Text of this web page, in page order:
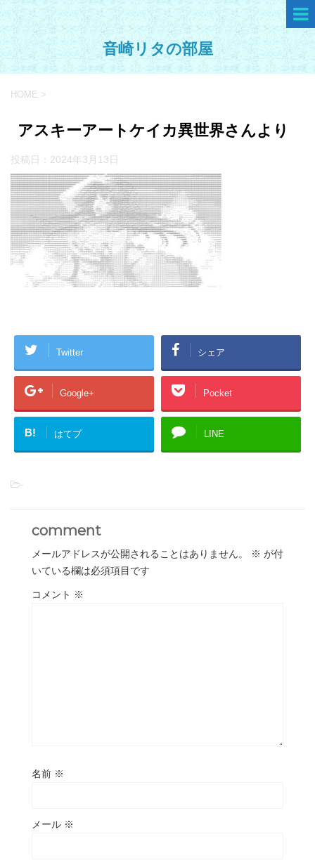
音崎リタの部屋
HOME >
アスキーアートケイカ異世界さんより
投稿日： 2024年3月13日
Twitter シェア
Google+ Pocket
B! はてブ LINE
-
comment
メールアドレスが公開されることはありません。 ※ が付
いている欄は必須項目です
コメント ※
名前 ※
メール ※